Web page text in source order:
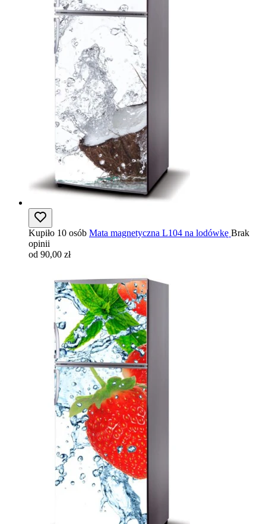
Kupiło 10 osób Mata magnetyczna L104 na lodówkę Brak
opinii
od 90,00 zł